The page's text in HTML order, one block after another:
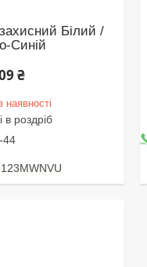
Білий /
Синій
₴
наявності
в роздріб
44